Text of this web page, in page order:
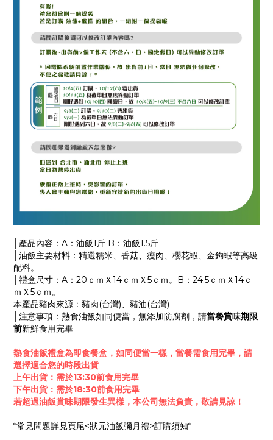
│產品內容：A：油飯1斤 B：油飯1.5斤
│油飯主要材料：精選糯米、香菇、瘦肉、櫻花蝦、金鉤蝦等高級
配料。
│禮盒尺寸：A：20ｃｍＸ14ｃｍＸ5ｃｍ。B：24.5ｃｍＸ14ｃ
ｍＸ5ｃｍ。
本產品豬肉來源：豬肉(台灣)、豬油(台灣)
注意事項：熱食油飯如同便當，無添加防腐劑，請當餐賞味期限
前新鮮食用完畢
熱食油飯禮盒為即食餐盒，如同便當一樣，當餐需食用完畢，請
選擇適合您的時段出貨
上午出貨：需於13:30前食用完畢
下午出貨：需於18:30前食用完畢
若超過油飯賞味期限發生異樣，本公司無法負責，敬請見諒！
*常見問題詳見頁尾<狀元油飯彌月禮>訂購須知*